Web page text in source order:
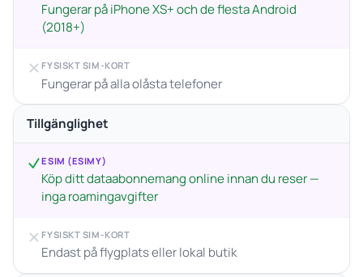
Fungerar på iPhone XS+ och de flesta Android
(2018+)
FYSISKT SIM-KORT
Fungerar på alla olåsta telefoner
Tillgänglighet
ESIM (ESIMY)
Köp ditt dataabonnemang online innan du reser —
inga roamingavgifter
FYSISKT SIM-KORT
Endast på flygplats eller lokal butik